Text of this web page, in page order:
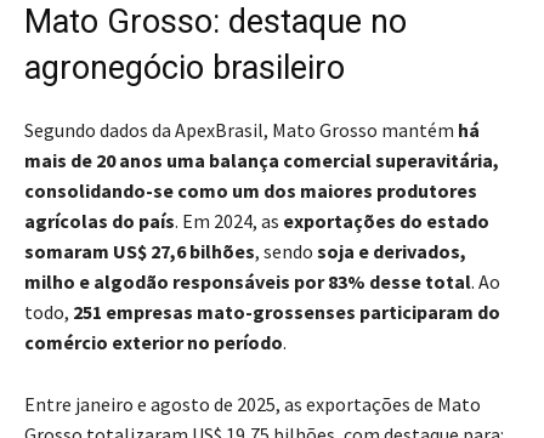
Mato Grosso: destaque no
agronegócio brasileiro
Segundo dados da ApexBrasil, Mato Grosso mantém há
mais de 20 anos uma balança comercial superavitária,
consolidando-se como um dos maiores produtores
agrícolas do país. Em 2024, as exportações do estado
somaram US$ 27,6 bilhões, sendo soja e derivados,
milho e algodão responsáveis por 83% desse total. Ao
todo, 251 empresas mato-grossenses participaram do
comércio exterior no período.
Entre janeiro e agosto de 2025, as exportações de Mato